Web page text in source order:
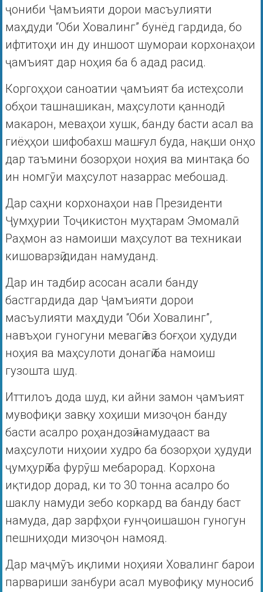
ҷониби Ҷамъияти дорои масъулияти
маҳдуди “Оби Ховалинг” бунёд гардида, бо
ифтитоҳи ин ду иншоот шумораи корхонаҳои
ҷамъият дар ноҳия ба 6 адад расид.
Коргоҳҳои саноатии ҷамъият ба истеҳсоли
обҳои ташнашикан, маҳсулоти қаннодӣ,
макарон, меваҳои хушк, банду басти асал ва
гиёҳҳои шифобахш машғул буда, нақши онҳо
дар таъмини бозорҳои ноҳия ва минтақа бо
ин номгӯи маҳсулот назаррас мебошад.
Дар саҳни корхонаҳои нав Президенти
Ҷумҳурии Тоҷикистон муҳтарам Эмомалӣ
Раҳмон аз намоиши маҳсулот ва техникаи
кишоварзӣ дидан намуданд.
Дар ин тадбир асосан асали банду
бастгардида дар Ҷамъияти дорои
масъулияти маҳдуди “Оби Ховалинг”,
навъҳои гуногуни мевагӣ аз боғҳои ҳудуди
ноҳия ва маҳсулоти донагӣ ба намоиш
гузошта шуд.
Иттилоъ дода шуд, ки айни замон ҷамъият
мувофиқи завқу хоҳиши мизоҷон банду
басти асалро роҳандозӣ намудааст ва
маҳсулоти ниҳоии худро ба бозорҳои ҳудуди
ҷумҳурӣ ба фурӯш мебарорад. Корхона
иқтидор дорад, ки то 30 тонна асалро бо
шаклу намуди зебо коркард ва банду баст
намуда, дар зарфҳои ғунҷоишашон гуногун
пешниҳоди мизоҷон намояд.
Дар маҷмӯъ иқлими ноҳияи Ховалинг барои
парвариши занбури асал мувофиқу муносиб